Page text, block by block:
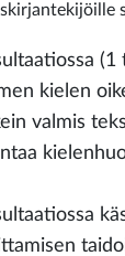
kielen
valmis